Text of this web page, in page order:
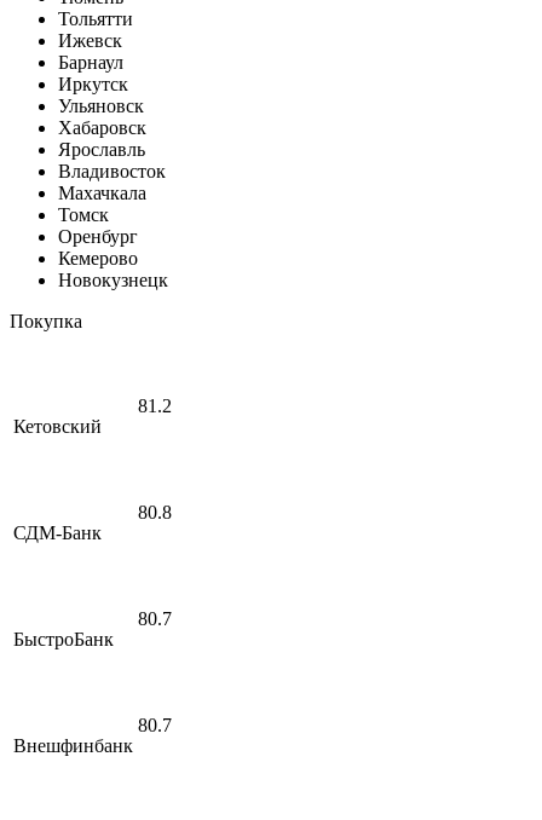
Тольятти
Ижевск
Барнаул
Иркутск
Ульяновск
Хабаровск
Ярославль
Владивосток
Махачкала
Томск
Оренбург
Кемерово
Новокузнецк
Покупка
Кетовский
81.2
СДМ-Банк
80.8
БыстроБанк
80.7
Внешфинбанк
80.7